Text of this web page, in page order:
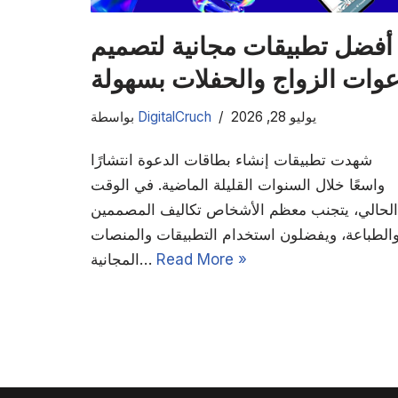
أفضل تطبيقات مجانية لتصميم
الزواج والحفلات بسهولة
DigitalCruch يوليو 28, 2026
شهدت تطبيقات إنشاء بطاقات الدعوة انتشارًا
واسعًا خلال السنوات القليلة الماضية. في الوقت
الحالي، يتجنب معظم الأشخاص تكاليف المصممين
ويفضلون استخدام التطبيقات والمنصات
المجانية… Read More »